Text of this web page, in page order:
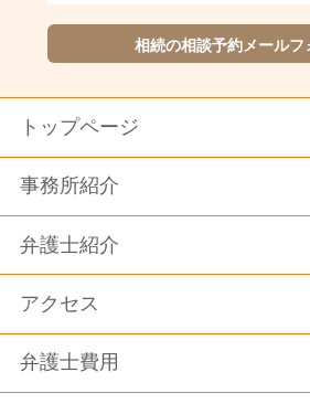
相続の相談予約メールフ
トップページ
事務所紹介
弁護士紹介
アクセス
弁護士費用